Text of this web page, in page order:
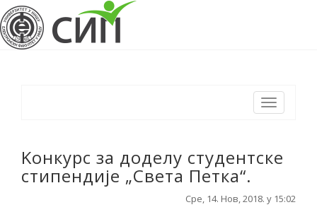
Toggle
navigation
Kонкурс за доделу студентске
стипендије „Света Петка“.
Сре, 14. Нов, 2018. у 15:02